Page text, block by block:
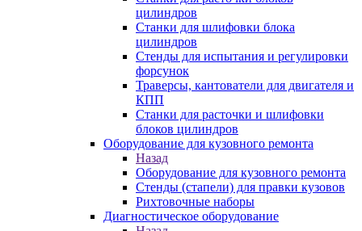
цилиндров
Станки для шлифовки блока
цилиндров
Стенды для испытания и регулировки
форсунок
Траверсы, кантователи для двигателя и
КПП
Станки для расточки и шлифовки
блоков цилиндров
Оборудование для кузовного ремонта
Назад
Оборудование для кузовного ремонта
Стенды (стапели) для правки кузовов
Рихтовочные наборы
Диагностическое оборудование